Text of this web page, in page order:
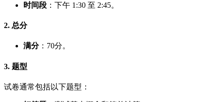
时间段 ：下午 1:30 至 2:45。
2. 总分
满分：70分。
3. 题型
试卷通常包括以下题型：